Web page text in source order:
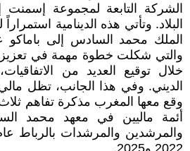
الشركة التابعة لمجموعة إسمنت
البلاد. وتأتي هذه الدينامية
والتي شكلت خطوة مهمة في تعزيز
خلال توقيع العديد من
الديني. وفي هذا الجانب، تظل مالي
وقع معها المغرب مذكرة تفاهم
أئمة ماليين في معهد محمد